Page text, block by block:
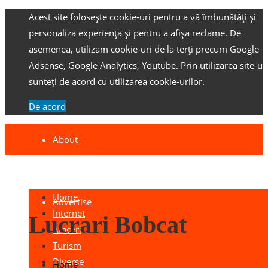
Acest site folosește cookie-uri pentru a vă îmbunătăți și
personaliza experiența și pentru a afișa reclame. De
asemenea, utilizam cookie-uri de la terți precum Google
Adsense, Google Analytics, Youtube. Prin utilizarea site-
sunteți de acord cu utilizarea cookie-urilor.
De acord
About
Advertise
Home
Internet
Afaceri
Turism
Diverse
Lucrari Bobcat
Home